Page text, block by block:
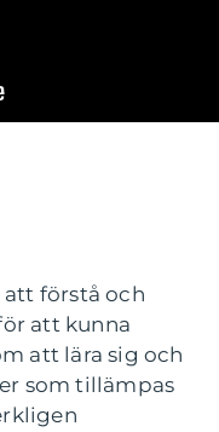
förstå och
att kunna
att lära sig och
som tillämpas